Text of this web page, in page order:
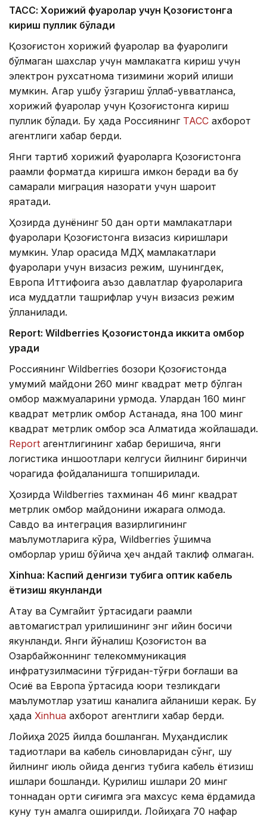
ТАСС: Хорижий фуқаролар учун Қозоғистонга
кириш пуллик бўлади
Қозоғистон хорижий фуқаролар ва фуқаролиги
бўлмаган шахслар учун мамлакатга кириш учун
электрон рухсатнома тизимини жорий қилиши
мумкин. Агар ушбу ўзгариш қўллаб-қувватланса,
хорижий фуқаролар учун Қозоғистонга кириш
пуллик бўлади. Бу ҳақда Россиянинг ТАСС ахборот
агентлиги хабар берди.
Янги тартиб хорижий фуқароларга Қозоғистонга
рақамли форматда киришга имкон беради ва бу
самарали миграция назорати учун шароит
яратади.
Ҳозирда дунёнинг 50 дан ортиқ мамлакатлари
фуқаролари Қозоғистонга визасиз киришлари
мумкин. Улар орасида МДҲ мамлакатлари
фуқаролари учун визасиз режим, шунингдек,
Европа Иттифоқига аъзо давлатлар фуқароларига
қисқа муддатли ташрифлар учун визасиз режим
қўлланилади.
Report: Wildberries Қозоғистонда иккита омбор
қуради
Россиянинг Wildberries бозори Қозоғистонда
умумий майдони 260 минг квадрат метр бўлган
омбор мажмуаларини қурмоқда. Улардан 160 минг
квадрат метрлик омбор Астанада, яна 100 минг
квадрат метрлик омбор эса Алматида жойлашади.
Report агентлигининг хабар беришича, янги
логистика иншоотлари келгуси йилнинг биринчи
чорагида фойдаланишга топширилади.
Ҳозирда Wildberries тахминан 46 минг квадрат
метрлик омбор майдонини ижарага олмоқда.
Савдо ва интеграция вазирлигининг
маълумотларига кўра, Wildberries қўшимча
омборлар қуриш бўйича ҳеч қандай таклиф олмаган.
Xinhuа: Каспий денгизи тубига оптик кабель
ётқизиш якунланди
Ақтау ва Сумгайит ўртасидаги рақамли
автомагистрал қурилишининг энг қийин босқичи
якунланди. Янги йўналиш Қозоғистон ва
Озарбайжоннинг телекоммуникация
инфратузилмасини тўғридан-тўғри боғлаши ва
Осиё ва Европа ўртасида юқори тезликдаги
маълумотлар узатиш каналига айланиши керак. Бу
ҳақда Xinhua ахборот агентлиги хабар берди.
Лойиҳа 2025 йилда бошланган. Муҳандислик
тадқиқотлари ва кабель синовларидан сўнг, шу
йилнинг июль ойида денгиз тубига кабель ётқизиш
ишлари бошланди. Қурилиш ишлари 20 минг
тоннадан ортиқ сиғимга эга махсус кема ёрдамида
куну тун амалга оширилди. Лойиҳага 70 нафар